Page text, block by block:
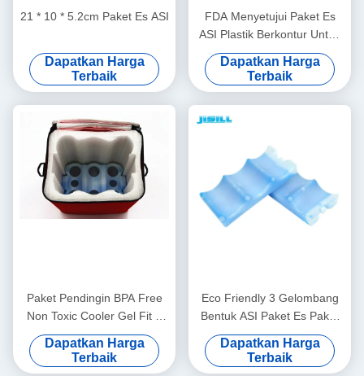
21 * 10 * 5.2cm Paket Es ASI
Dapatkan Harga
Terbaik
FDA Menyetujui Paket Es
ASI Plastik Berkontur Untuk
Botol Bir
Dapatkan Harga
Terbaik
Paket Pendingin BPA Free
Non Toxic Cooler Gel Fit &
Paket Es Segar
Dapatkan Harga
Terbaik
Eco Friendly 3 Gelombang
Bentuk ASI Paket Es Paket
Es Beku Untuk Makanan
Dapatkan Harga
Terbaik